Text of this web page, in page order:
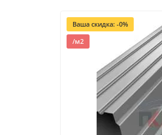
Ваша скидка: -0%
/м2